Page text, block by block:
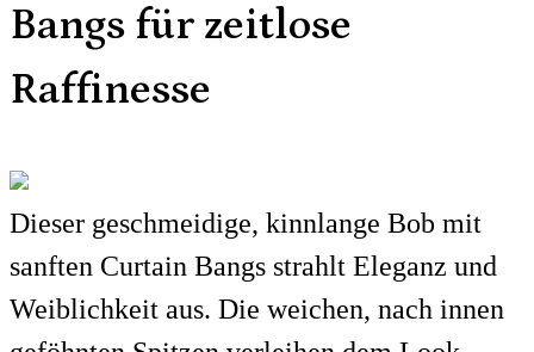
Bangs für zeitlose
Raffinesse
Dieser geschmeidige, kinnlange Bob mit
sanften Curtain Bangs strahlt Eleganz und
Weiblichkeit aus. Die weichen, nach innen